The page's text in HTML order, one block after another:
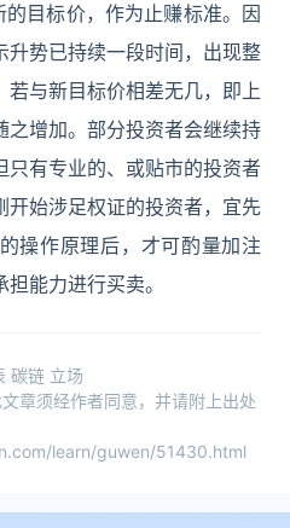
的目标价，作为止赚标准。因
升势已持续一段时间，出现整
若与新目标价相差无几，即上
之增加。部分投资者会继续持
只有专业的、或贴市的投资者
开始涉足权证的投资者，宜先
操作原理后，才可酌量加注
能力进行买卖。
碳链 立场
章须经作者同意，并请附上出处
learn/guwen/51430.html